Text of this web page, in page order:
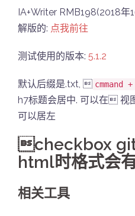
IA+Writer RMB198(2018年
解版的: 点我前往
测试使用的版本: 5.1.2
默认后缀是.txt,  cmmand
h7标题会居中. 可以在 视
可以居左
checkbox
html时格式会
相关工具